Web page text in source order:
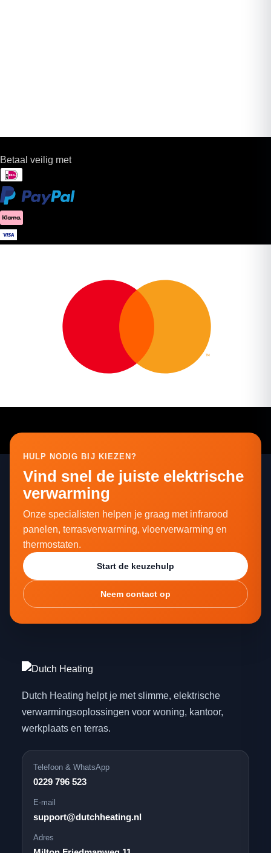
Betaal veilig met
HULP NODIG BIJ KIEZEN?
Vind snel de juiste elektrische
verwarming
Onze specialisten helpen je graag met infrarood
panelen, terrasverwarming, vloerverwarming en
thermostaten.
Start de keuzehulp
Neem contact op
Dutch Heating helpt je met slimme, elektrische
verwarmingsoplossingen voor woning, kantoor,
werkplaats en terras.
Telefoon & WhatsApp
0229 796 523
E-mail
support@dutchheating.nl
Adres